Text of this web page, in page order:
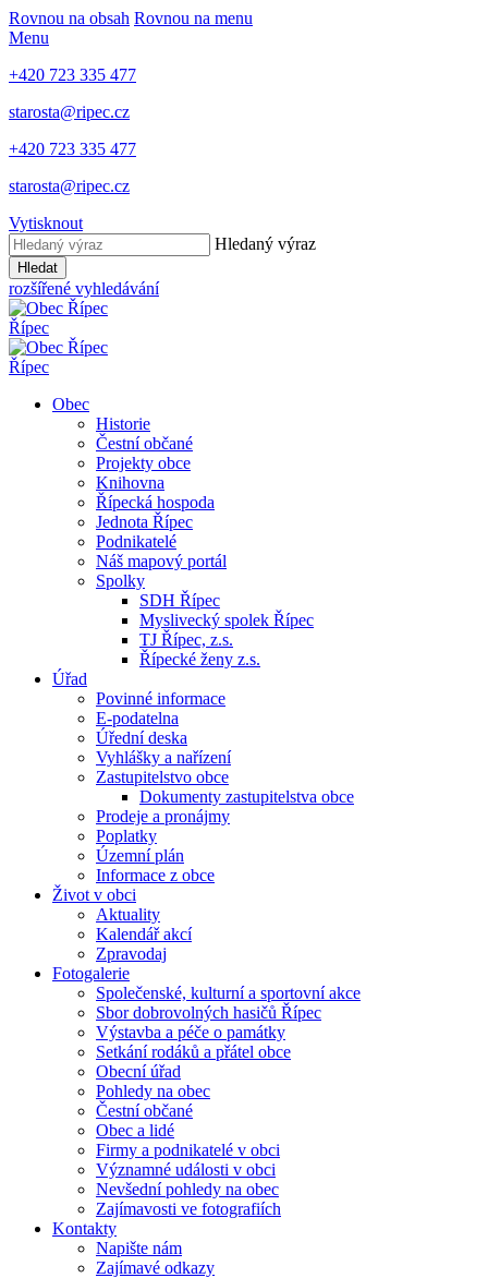
Rovnou na obsah Rovnou na menu
Menu
+420 723 335 477
starosta@ripec.cz
+420 723 335 477
starosta@ripec.cz
Vytisknout
Hledaný výraz
Hledat
rozšířené vyhledávání
Řípec
Řípec
Obec
Historie
Čestní občané
Projekty obce
Knihovna
Řípecká hospoda
Jednota Řípec
Podnikatelé
Náš mapový portál
Spolky
SDH Řípec
Myslivecký spolek Řípec
TJ Řípec, z.s.
Řípecké ženy z.s.
Úřad
Povinné informace
E-podatelna
Úřední deska
Vyhlášky a nařízení
Zastupitelstvo obce
Dokumenty zastupitelstva obce
Prodeje a pronájmy
Poplatky
Územní plán
Informace z obce
Život v obci
Aktuality
Kalendář akcí
Zpravodaj
Fotogalerie
Společenské, kulturní a sportovní akce
Sbor dobrovolných hasičů Řípec
Výstavba a péče o památky
Setkání rodáků a přátel obce
Obecní úřad
Pohledy na obec
Čestní občané
Obec a lidé
Firmy a podnikatelé v obci
Významné události v obci
Nevšední pohledy na obec
Zajímavosti ve fotografiích
Kontakty
Napište nám
Zajímavé odkazy